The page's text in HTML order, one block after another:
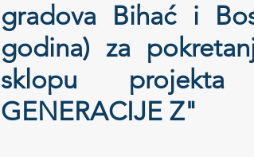
gradova Bihać i
godina) za
sklopu projekta
GENERACIJE Z"